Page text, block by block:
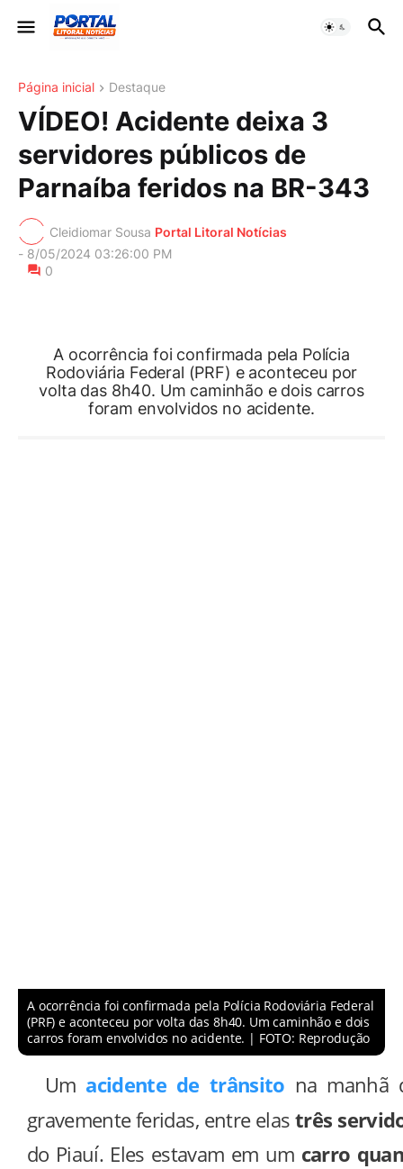
Página inicial Destaque
VÍDEO! Acidente deixa 3
servidores públicos de
Parnaíba feridos na BR-343
Cleidiomar Sousa Portal Litoral Notícias
- 8/05/2024 03:26:00 PM
0
A ocorrência foi confirmada pela Polícia
Rodoviária Federal (PRF) e aconteceu por
volta das 8h40. Um caminhão e dois carros
foram envolvidos no acidente.
A ocorrência foi confirmada pela Polícia Rodoviária Federal
(PRF) e aconteceu por volta das 8h40. Um caminhão e dois
carros foram envolvidos no acidente. | FOTO: Reprodução
Um acidente de trânsito na manhã
gravemente feridas, entre elas três
do Piauí. Eles estavam em um carro